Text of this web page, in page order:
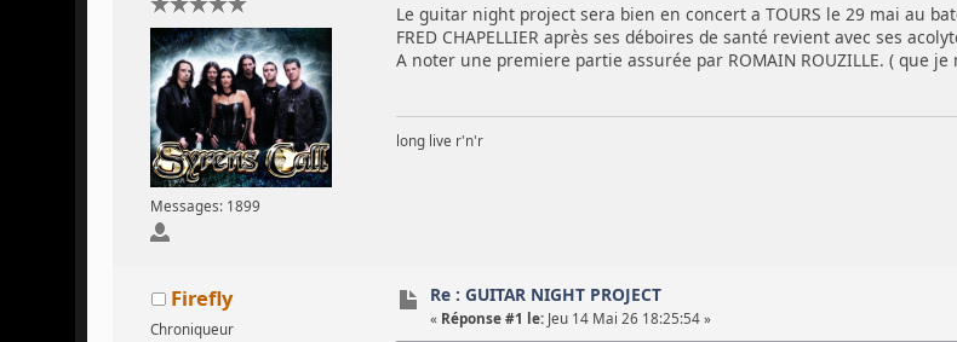
Messages: 1899
Le guitar night project sera bien en concert a TOURS le 29 mai au
FRED CHAPELLIER après ses déboires de santé revient avec ses
A noter une premiere partie assurée par ROMAIN ROUZILLE. ( que
long live r'n'r
Firefly
Chroniqueur
Re : GUITAR NIGHT PROJECT
« Réponse #1 le: Jeu 14 Mai 26 18:25:54 »